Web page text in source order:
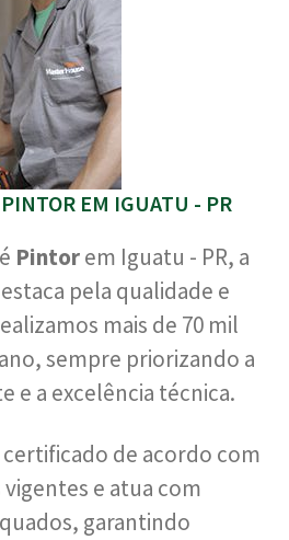
EM IGUATU - PR
Pintorem Iguatu - PR, a
pela qualidade e
mais de 70 mil
sempre priorizando a
e a excelência técnica.
de acordo com
e atua com
garantindo